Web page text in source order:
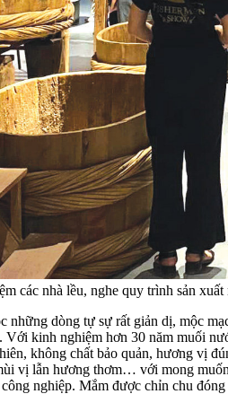
các nhà lều, nghe quy trình sản xuất
những dòng tự sự rất giản dị, mộc
kinh nghiệm hơn 30 năm muối
không chất bảo quản, hương vị
vị lẫn hương thơm… với mong
nghiệp. Mắm được chỉn chu